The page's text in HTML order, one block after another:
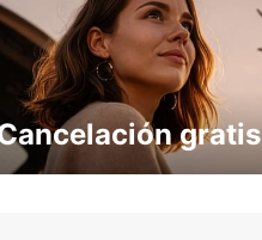
gratis